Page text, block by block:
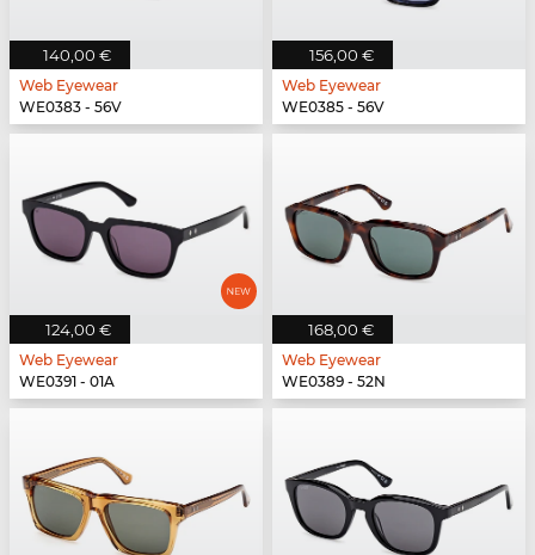
140,00 €
Web Eyewear
WE0383 - 56V
156,00 €
Web Eyewear
WE0385 - 56V
124,00 €
Web Eyewear
WE0391 - 01A
168,00 €
Web Eyewear
WE0389 - 52N